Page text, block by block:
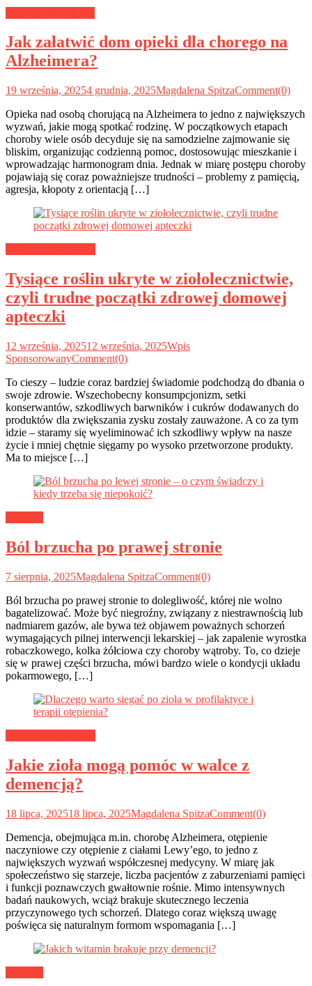
Jak załatwić dom opieki dla chorego na
Alzheimera?
19 września, 20254 grudnia, 2025Magdalena SpitzaComment(0)
Opieka nad osobą chorującą na Alzheimera to jedno z największych
wyzwań, jakie mogą spotkać rodzinę. W początkowych etapach
choroby wiele osób decyduje się na samodzielne zajmowanie się
bliskim, organizując codzienną pomoc, dostosowując mieszkanie i
wprowadzając harmonogram dnia. Jednak w miarę postępu choroby
pojawiają się coraz poważniejsze trudności – problemy z pamięcią,
agresja, kłopoty z orientacją […]
Tysiące roślin ukryte w ziołolecznictwie,
czyli trudne początki zdrowej domowej
apteczki
12 września, 202512 września, 2025Wpis
SponsorowanyComment(0)
To cieszy – ludzie coraz bardziej świadomie podchodzą do dbania o
swoje zdrowie. Wszechobecny konsumpcjonizm, setki
konserwantów, szkodliwych barwników i cukrów dodawanych do
produktów dla zwiększania zysku zostały zauważone. A co za tym
idzie – staramy się wyeliminować ich szkodliwy wpływ na nasze
życie i mniej chętnie sięgamy po wysoko przetworzone produkty.
Ma to miejsce […]
Ból brzucha po prawej stronie
7 sierpnia, 2025Magdalena SpitzaComment(0)
Ból brzucha po prawej stronie to dolegliwość, której nie wolno
bagatelizować. Może być niegroźny, związany z niestrawnością lub
nadmiarem gazów, ale bywa też objawem poważnych schorzeń
wymagających pilnej interwencji lekarskiej – jak zapalenie wyrostka
robaczkowego, kolka żółciowa czy choroby wątroby. To, co dzieje
się w prawej części brzucha, mówi bardzo wiele o kondycji układu
pokarmowego, […]
Jakie zioła mogą pomóc w walce z
demencją?
18 lipca, 202518 lipca, 2025Magdalena SpitzaComment(0)
Demencja, obejmująca m.in. chorobę Alzheimera, otępienie
naczyniowe czy otępienie z ciałami Lewy’ego, to jedno z
największych wyzwań współczesnej medycyny. W miarę jak
społeczeństwo się starzeje, liczba pacjentów z zaburzeniami pamięci
i funkcji poznawczych gwałtownie rośnie. Mimo intensywnych
badań naukowych, wciąż brakuje skutecznego leczenia
przyczynowego tych schorzeń. Dlatego coraz większą uwagę
poświęca się naturalnym formom wspomagania […]